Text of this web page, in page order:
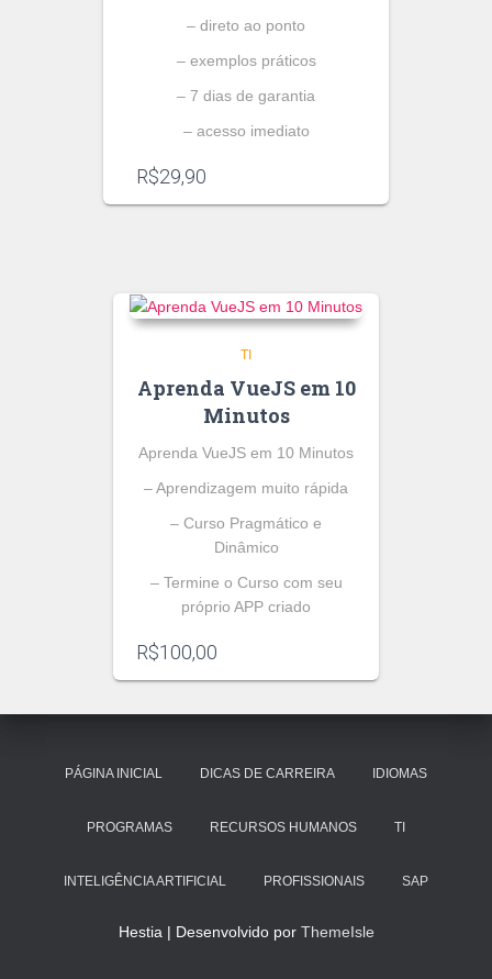
– direto ao ponto
– exemplos práticos
– 7 dias de garantia
– acesso imediato
R$29,90
TI
Aprenda VueJS em 10
Minutos
Aprenda VueJS em 10 Minutos
– Aprendizagem muito rápida
– Curso Pragmático e
Dinâmico
– Termine o Curso com seu
próprio APP criado
R$100,00
PÁGINA INICIAL DICAS DE CARREIRA IDIOMAS
PROGRAMAS RECURSOS HUMANOS TI
INTELIGÊNCIA ARTIFICIAL PROFISSIONAIS SAP
Hestia | Desenvolvido por ThemeIsle